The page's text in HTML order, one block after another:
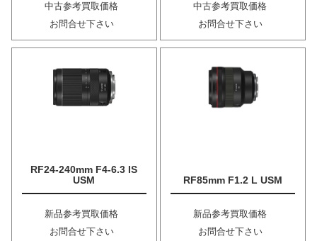
中古参考買取価格
お問合せ下さい
中古参考買取価格
お問合せ下さい
RF24-240mm F4-6.3 IS
USM
新品参考買取価格
お問合せ下さい
RF85mm F1.2 L USM
新品参考買取価格
お問合せ下さい